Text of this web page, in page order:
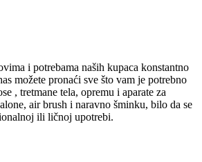
i potrebama naših kupaca konstantno
možete pronaći sve što vam je potrebno
, tretmane tela, opremu i aparate za
air brush i naravno šminku, bilo da se
ili ličnoj upotrebi.